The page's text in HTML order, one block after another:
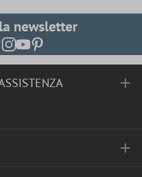
newsletter